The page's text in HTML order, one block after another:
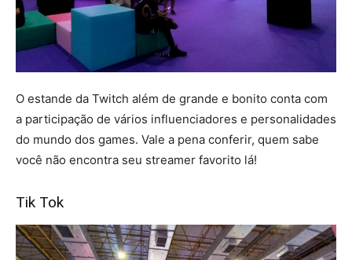
O estande da Twitch além de grande e bonito conta com
a participação de vários influenciadores e personalidades
do mundo dos games. Vale a pena conferir, quem sabe
você não encontra seu streamer favorito lá!
Tik Tok